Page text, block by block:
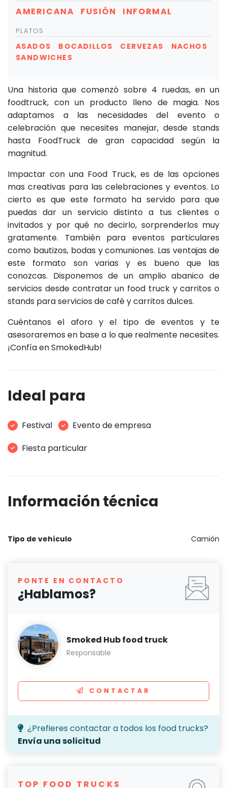
AMERICANA FUSIÓN INFORMAL
PLATOS
ASADOS BOCADILLOS CERVEZAS
NACHOS
SANDWICHES
Una historia que comenzó sobre 4 ruedas, en un
foodtruck, con un producto lleno de magia. Nos
adaptamos a las necesidades del evento o
celebración que necesites manejar, desde stands
hasta FoodTruck de gran capacidad según la
magnitud.
Impactar con una Food Truck, es de las opciones
mas creativas para las celebraciones y eventos. Lo
cierto es que este formato ha servido para que
puedas dar un servicio distinto a tus clientes o
invitados y por qué no decirlo, sorprenderlos muy
gratamente. También para eventos particulares
como bautizos, bodas y comuniones. Las ventajas de
este formato son varias y es bueno que las
conozcas. Disponemos de un amplio abanico de
servicios desde contratar un food truck y carritos o
stands para servicios de café y carritos dulces.
Cuéntanos el aforo y el tipo de eventos y te
asesoraremos en base a lo que realmente necesites.
¡Confía en SmokedHub!
Ideal para
Festival
Evento de empresa
Fiesta particular
Información técnica
Tipo de vehículo Camión
PONTE EN CONTACTO
¿Hablamos?
Smoked Hub food truck
Responsable
CONTACTAR
¿Prefieres contactar a todos los food trucks?
Envía una solicitud
TOP FOOD TRUCKS